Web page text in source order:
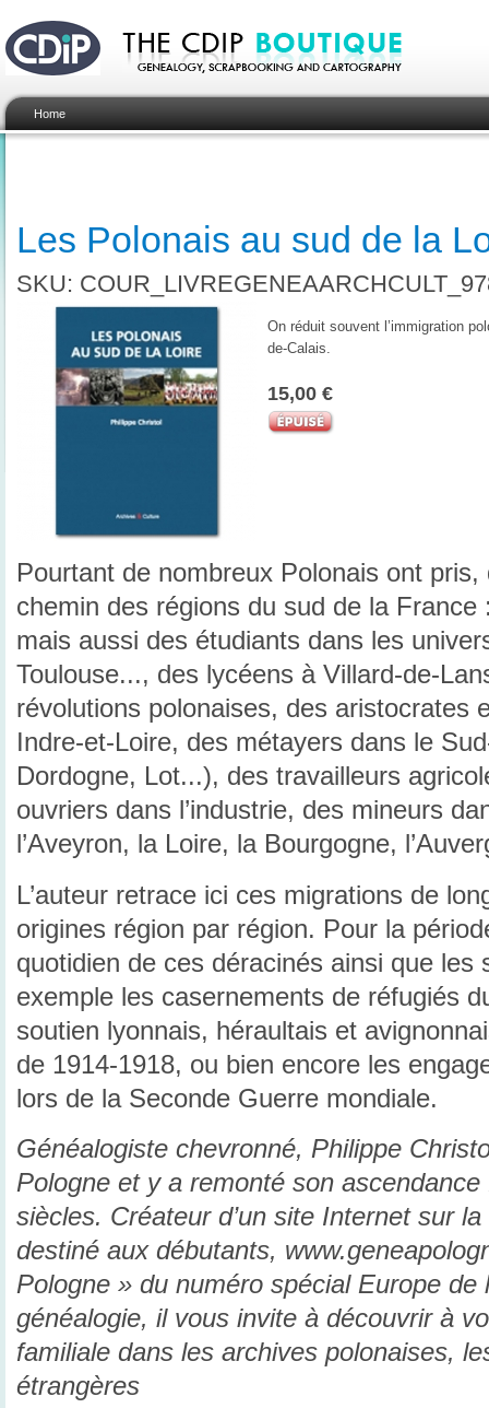
Home
Les Polonais au sud de la
SKU:
On réduit souvent l’immigration
de-Calais.
15,00 €
Pourtant de nombreux Polonais ont
chemin des régions du sud de la
mais aussi des étudiants dans les
Toulouse..., des lycéens à Villard-de-
révolutions polonaises, des aristocrates
Indre-et-Loire, des métayers dans le
Dordogne, Lot...), des travailleurs
ouvriers dans l’industrie, des mineurs
l’Aveyron, la Loire, la Bourgogne,
L’auteur retrace ici ces migrations de
origines région par région. Pour la
quotidien de ces déracinés ainsi que les
exemple les casernements de réfugiés
soutien lyonnais, héraultais et
de 1914-1918, ou bien encore les
lors de la Seconde Guerre mondiale.
Généalogiste chevronné, Philippe
Pologne et y a remonté son
siècles. Créateur d’un site Internet sur
destiné aux débutants,
Pologne » du numéro spécial Europe de
généalogie, il vous invite à découvrir à
familiale dans les archives polonaises,
étrangères